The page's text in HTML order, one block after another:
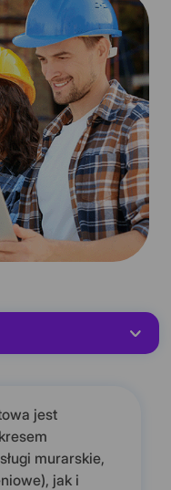
jest
murarskie,
jak i